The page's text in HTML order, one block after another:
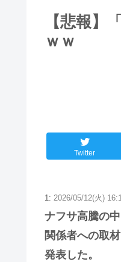
白石「あ
【悲報】
ｗｗ
Twitter
1: 2026/05/12(火)
ナフサ高騰の
関係者への取
発表した。